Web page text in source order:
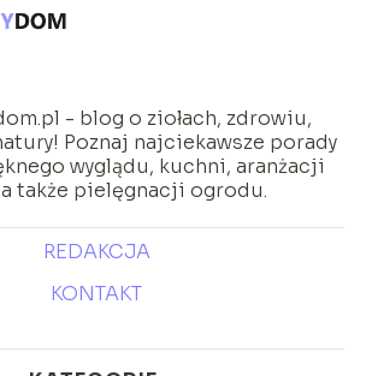
- blog o ziołach, zdrowiu,
Poznaj najciekawsze porady
wyglądu, kuchni, aranżacji
także pielęgnacji ogrodu.
REDAKCJA
KONTAKT